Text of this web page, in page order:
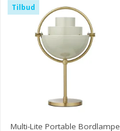
Tilbud
Multi-Lite Portable Bordlampe